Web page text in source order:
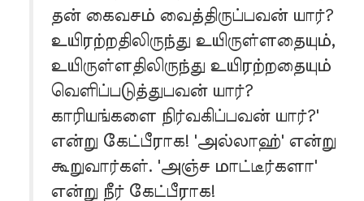
தன் கைவசம் வைத்திருப்பவன் யார்?
உயிரற்றதிலிருந்து உயிருள்ளதையும்,
உயிருள்ளதிலிருந்து உயிரற்றதையும்
வெளிப்படுத்துபவன் யார்?
காரியங்களை நிர்வகிப்பவன் யார்?'
என்று கேட்பீராக! 'அல்லாஹ்' என்று
கூறுவார்கள். 'அஞ்ச மாட்டீர்களா'
என்று நீர் கேட்பீராக!